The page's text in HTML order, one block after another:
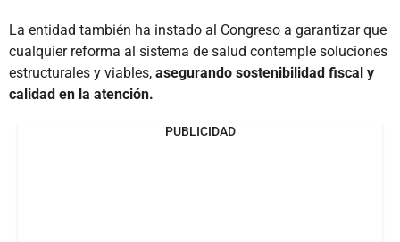
La entidad también ha instado al Congreso a garantizar que
cualquier reforma al sistema de salud contemple soluciones
estructurales y viables, asegurando sostenibilidad fiscal y
calidad en la atención.
PUBLICIDAD